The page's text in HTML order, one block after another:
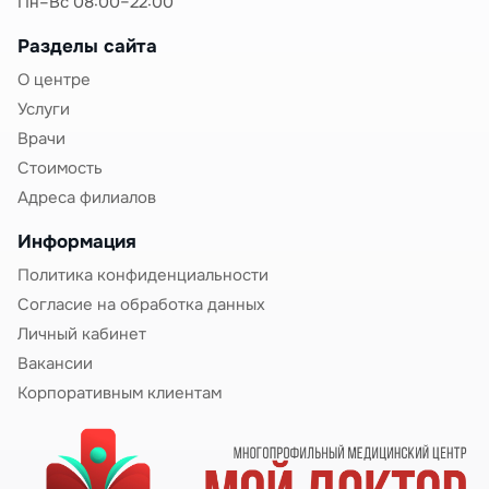
плечевого сустава), диафизарным (средняя
вовлечением локтевого сустава).
при переломе плечевой кости
недель, при операции — до 16 недель
Перелом локтевой кости
переломом лучевой кости.
переломе локтевой кости
Перелом лучевой кости
локализация, особенно перелом в типичном
месте (дистальный метафиз).
при переломе лучевой кости
запястья, чаще всего ладьевидной кости.
Больничный при переломе запястья
потребовать до 10-12 недель, так как
Разделы сайта
О центре
Услуги
Врачи
Стоимость
Адреса филиалов
Информация
Политика конфиденциальности
Согласие на обработка данных
Личный кабинет
Вакансии
Корпоративным клиентам